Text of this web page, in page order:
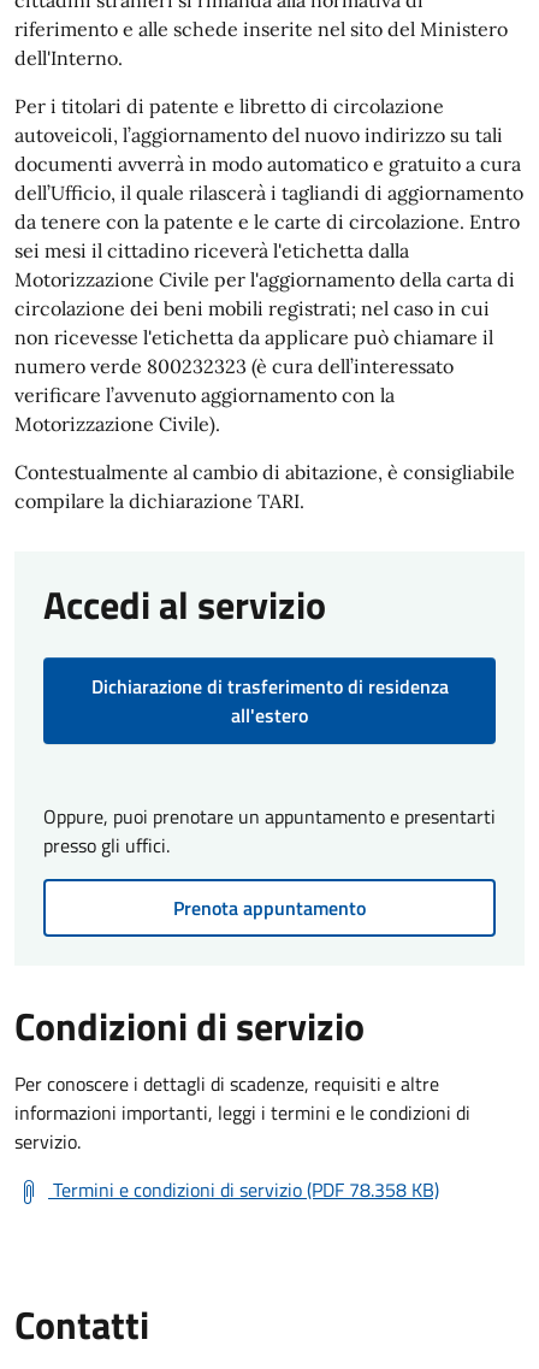
riferimento e alle schede inserite nel sito del Ministero
dell'Interno.
Per i titolari di patente e libretto di circolazione
autoveicoli, l’aggiornamento del nuovo indirizzo su tali
documenti avverrà in modo automatico e gratuito a cura
dell’Ufficio, il quale rilascerà i tagliandi di aggiornamento
da tenere con la patente e le carte di circolazione. Entro
sei mesi il cittadino riceverà l'etichetta dalla
Motorizzazione Civile per l'aggiornamento della carta di
circolazione dei beni mobili registrati; nel caso in cui
non ricevesse l'etichetta da applicare può chiamare il
numero verde 800232323 (è cura dell’interessato
verificare l’avvenuto aggiornamento con la
Motorizzazione Civile).
Contestualmente al cambio di abitazione, è consigliabile
compilare la dichiarazione TARI.
Accedi al servizio
Dichiarazione di trasferimento di residenza
all'estero
Oppure, puoi prenotare un appuntamento e presentarti
presso gli uffici.
Prenota appuntamento
Condizioni di servizio
Per conoscere i dettagli di scadenze, requisiti e altre
informazioni importanti, leggi i termini e le condizioni di
servizio.
Termini e condizioni di servizio (PDF 78.358 KB)
Contatti